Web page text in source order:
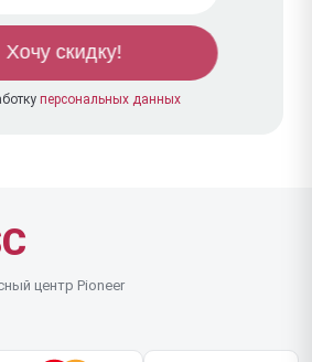
персональных данных
центр Pioneer